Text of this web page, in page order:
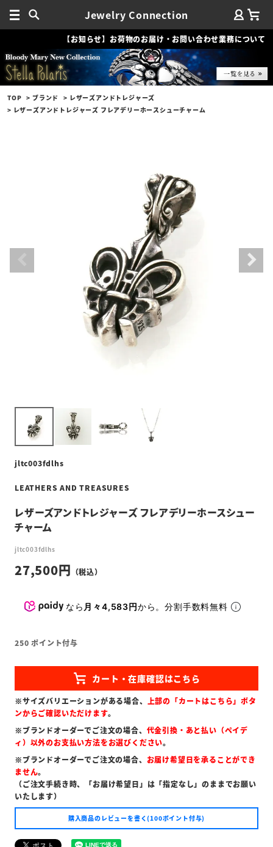
Jewelry Connection
【お知らせ】お荷物のお届け・お問い合わせ業務について
TOP ブランド
レザーズアンドトレジャーズ
レザーズアンドトレジャーズ フレアデリーホースシューチャーム
jltc003fdlhs
LEATHERS AND TREASURES
レザーズアンドトレジャーズ フレアデリーホースシュー
チャーム
jltc003fdlhs
27,500
なら 月々4,583円から。分割手数料無料
250 ポイント付与
※サイズバリエーションがある場合、 上部の「カートはこちら」ボタ
ンからご確認いただけます。
※ブランドオーダーでご注文の場合、 代金引換・あと払い（ペイデ
ィ）以外のお支払い方法をお選びください。
※ブランドオーダーでご注文の場合、 お届け希望日を承ることができ
ません。
（ご注文手続き時、「お届け希望日」は「指定なし」のままでお願い
いたします）
購入商品のレビューを書く(100ポイント付与)